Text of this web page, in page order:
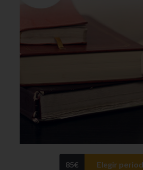
85€ Elegir